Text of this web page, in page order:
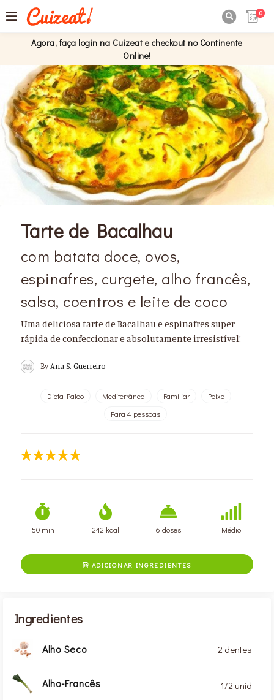
0
Agora, faça login na Cuizeat e checkout no Continente
Online!
Tarte de Bacalhau
com batata doce, ovos,
espinafres, curgete, alho francês,
salsa, coentros e leite de coco
Uma deliciosa tarte de Bacalhau e espinafres super
rápida de confeccionar e absolutamente irresistível!
By Ana S. Guerreiro
Dieta Paleo Mediterrânea Familiar
Peixe
Para 4 pessoas
50 min 242 kcal 6 doses Médio
ADICIONAR INGREDIENTES
Ingredientes
Alho Seco 2 dentes
Alho-Francês 1/2 unid